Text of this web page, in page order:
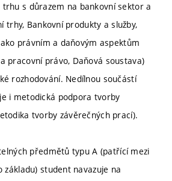
s důrazem na bankovní sektor a
trhy, Bankovní produkty a služby,
právním a daňovým aspektům
pracovní právo, Daňová soustava)
rozhodování. Nedílnou součástí
i metodická podpora tvorby
tvorby závěrečných prací).
předmětů typu A (patřící mezi
student navazuje na